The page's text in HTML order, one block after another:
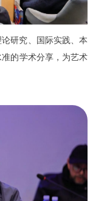
研究、国际实践、本
的学术分享，为艺术